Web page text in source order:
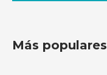
Más populares